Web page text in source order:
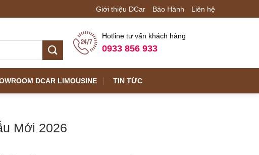
Giới thiệu DCar Bảo Hành Liên hệ
Hotline tư vấn khách hàng
0933 856 933
DCAR LIMOUSINE TIN TỨC
Mới 2026